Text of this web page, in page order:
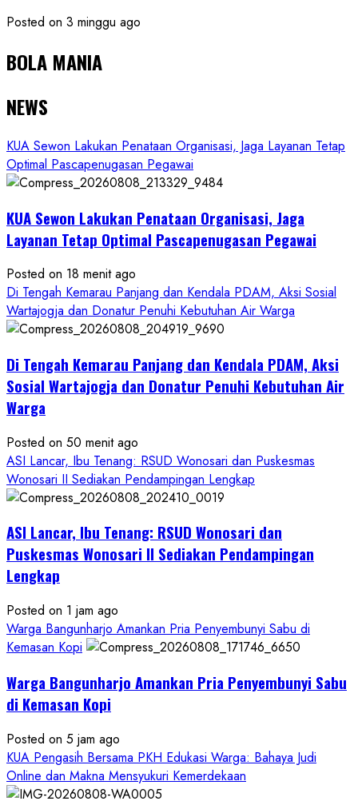
Posted on 3 minggu ago
BOLA MANIA
NEWS
KUA Sewon Lakukan Penataan Organisasi, Jaga Layanan Tetap
Optimal Pascapenugasan Pegawai
KUA Sewon Lakukan Penataan Organisasi, Jaga
Layanan Tetap Optimal Pascapenugasan Pegawai
Posted on 18 menit ago
Di Tengah Kemarau Panjang dan Kendala PDAM, Aksi Sosial
Wartajogja dan Donatur Penuhi Kebutuhan Air Warga
Di Tengah Kemarau Panjang dan Kendala PDAM, Aksi
Sosial Wartajogja dan Donatur Penuhi Kebutuhan Air
Warga
Posted on 50 menit ago
ASI Lancar, Ibu Tenang: RSUD Wonosari dan Puskesmas
Wonosari II Sediakan Pendampingan Lengkap
ASI Lancar, Ibu Tenang: RSUD Wonosari dan
Puskesmas Wonosari II Sediakan Pendampingan
Lengkap
Posted on 1 jam ago
Warga Bangunharjo Amankan Pria Penyembunyi Sabu di
Kemasan Kopi
Warga Bangunharjo Amankan Pria Penyembunyi Sabu
di Kemasan Kopi
Posted on 5 jam ago
KUA Pengasih Bersama PKH Edukasi Warga: Bahaya Judi
Online dan Makna Mensyukuri Kemerdekaan